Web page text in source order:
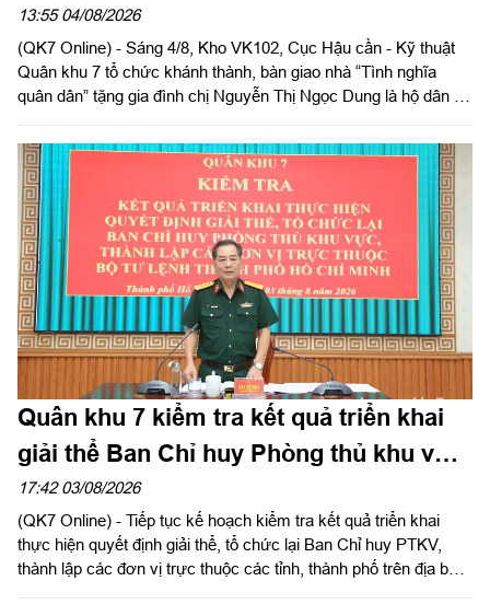
13:55 04/08/2026
(QK7 Online) - Sáng 4/8, Kho VK102, Cục Hậu cần - Kỹ thuật
Quân khu 7 tổ chức khánh thành, bàn giao nhà “Tình nghĩa
quân dân” tặng gia đình chị Nguyễn Thị Ngọc Dung là hộ dân có
Đảo, Thành phố Hồ Chí Minh. Đại tá Phạm Ngọc Sơn, Chính
ủy Cục Hậu cần - Kỹ thuật Quân khu đến dự và phát biểu chúc
mừng.
Quân khu 7 kiểm tra kết quả triển khai
giải thể Ban Chỉ huy Phòng thủ khu vực
tại Bộ Tư lệnh TPHCM
17:42 03/08/2026
(QK7 Online) - Tiếp tục kế hoạch kiểm tra kết quả triển khai
thực hiện quyết định giải thể, tổ chức lại Ban Chỉ huy PTKV,
thành lập các đơn vị trực thuộc các tỉnh, thành phố trên địa bàn